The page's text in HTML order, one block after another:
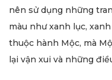
nên sử dụng những
màu như xanh lục,
thuộc hành Mộc, mà
lại vận xui và những